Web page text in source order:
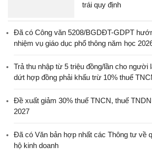
trái quy định
Đã có Công văn 5208/BGDĐT-GDPT
nhiệm vụ giáo dục phổ thông năm học
Trả thu nhập từ 5 triệu đồng/lần cho người
dứt hợp đồng phải khấu trừ 10% thuế
Đề xuất giảm 30% thuế TNCN, thuế
2027
Đã có Văn bản hợp nhất các Thông tư về
hộ kinh doanh